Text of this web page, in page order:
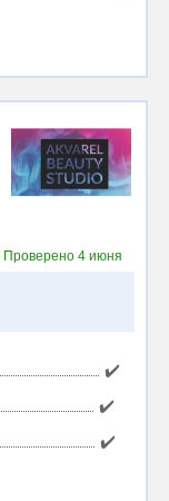
Проверено4 июня
✔️
✔️
✔️